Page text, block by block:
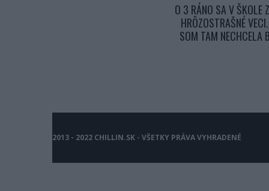
O 3 RÁNO SA V ŠKOLE
HRÔZOSTRAŠNÉ
SOM TAM NECHCELA
2013 - 2022 CHILLIN.SK - VŠETKY PRÁVA VYHRADENÉ